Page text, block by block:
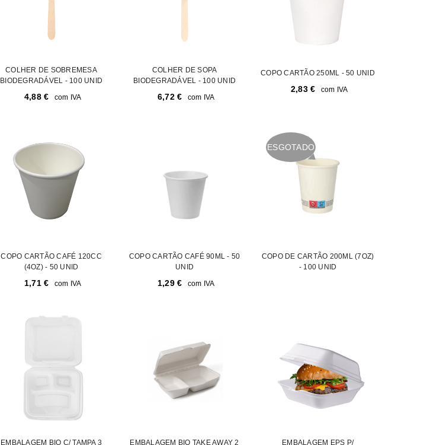
Verifique a nossa política de privacidade .
REGISTAR NOVA CONTA
COLHER DE SOBREMESA
BIODEGRADÁVEL - 100 UNID
4,88 € com IVA
COLHER DE SOPA
BIODEGRADÁVEL - 100 UNID
6,72 € com IVA
COPO CARTÃO 250ML - 50 UNID
2,83 € com IVA
COPO CARTÃO CAFÉ 120CC
(4OZ) - 50 UNID
1,71 € com IVA
COPO CARTÃO CAFÉ 90ML - 50
UNID
1,29 € com IVA
ESGOTADO
COPO DE CARTÃO 200ML (7OZ)
- 100 UNID
EMBALAGEM BIO C/ TAMPA 3 EMBALAGEM BIO TAKE AWAY 2 EMBALAGEM EPS P/